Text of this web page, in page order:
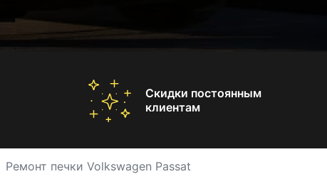
Скидки постоянным
клиентам
Ремонт печки Volkswagen Passat